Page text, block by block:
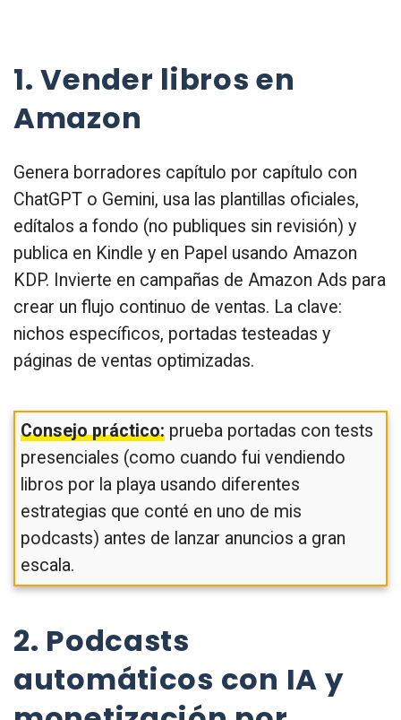
1. Vender libros en
Amazon
Genera borradores capítulo por capítulo con
ChatGPT o Gemini, usa las plantillas oficiales,
edítalos a fondo (no publiques sin revisión) y
publica en Kindle y en Papel usando Amazon
KDP. Invierte en campañas de Amazon Ads para
crear un flujo continuo de ventas. La clave:
nichos específicos, portadas testeadas y
páginas de ventas optimizadas.
Consejo práctico:prueba portadas con tests
presenciales (como cuando fui vendiendo
libros por la playa usando diferentes
estrategias que conté en uno de mis
podcasts) antes de lanzar anuncios a gran
escala.
2. Podcasts
automáticos con IA y